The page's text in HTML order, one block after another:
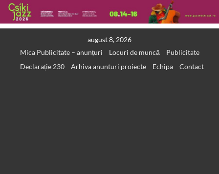
august 8, 2026
Mica Publicitate – anunțuri
Locuri de muncă
Publicitate
Declarație 230
Arhiva anunturi proiecte Echipa Contact